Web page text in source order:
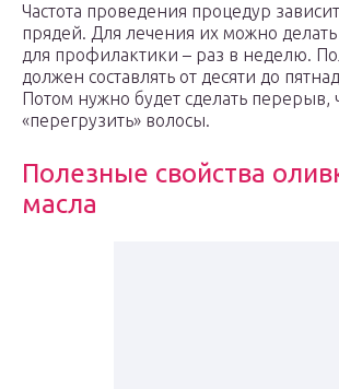
Частота проведения процедур
прядей. Для лечения их можно
для профилактики – раз в неделю.
должен составлять от десяти до
Потом нужно будет сделать перерыв,
«перегрузить» волосы.
Полезные свойства
масла